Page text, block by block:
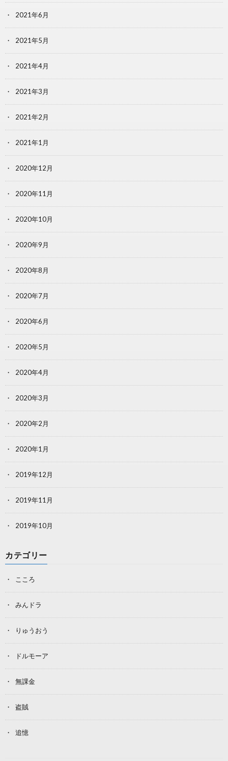
2021年6月
2021年5月
2021年4月
2021年3月
2021年2月
2021年1月
2020年12月
2020年11月
2020年10月
2020年9月
2020年8月
2020年7月
2020年6月
2020年5月
2020年4月
2020年3月
2020年2月
2020年1月
2019年12月
2019年11月
2019年10月
カテゴリー
こころ
みんドラ
りゅうおう
ドルモーア
無課金
盗賊
追憶